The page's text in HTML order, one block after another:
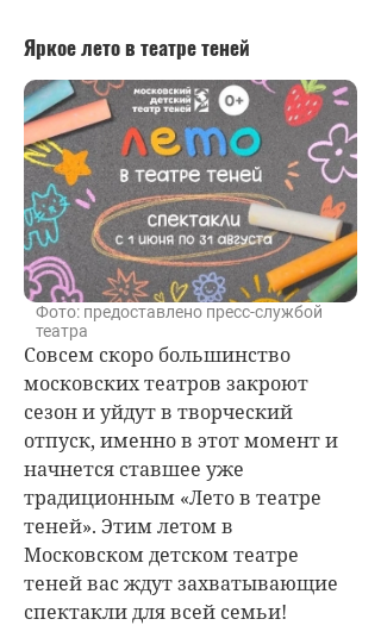
Яркое лето в театре теней
Фото: предоставлено пресс-службой
театра
Совсем скоро большинство
московских театров закроют
сезон и уйдут в творческий
отпуск, именно в этот момент и
начнется ставшее уже
традиционным «Лето в театре
теней». Этим летом в
Московском детском театре
теней вас ждут захватывающие
спектакли для всей семьи!